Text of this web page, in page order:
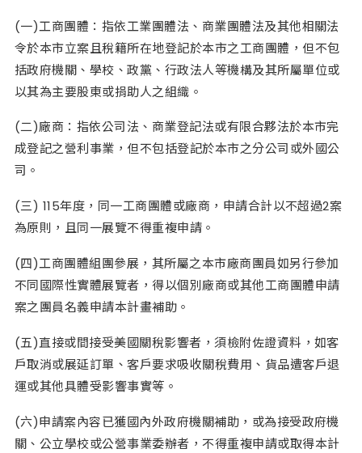
(一)工商團體：指依工業團體法、商業團體法及其他相關法
令於本市立案且稅籍所在地登記於本市之工商團體，但不包
括政府機關、學校、政黨、行政法人等機構及其所屬單位或
以其為主要股東或捐助人之組織。
(二)廠商：指依公司法、商業登記法或有限合夥法於本市完
成登記之營利事業，但不包括登記於本市之分公司或外國公
司。
(三) 115年度，同一工商團體或廠商，申請合計以不超過2案
為原則，且同一展覽不得重複申請。
(四)工商團體組團參展，其所屬之本市廠商團員如另行參加
不同國際性實體展覽者，得以個別廠商或其他工商團體申請
案之團員名義申請本計畫補助。
(五)直接或間接受美國關稅影響者，須檢附佐證資料，如客
戶取消或展延訂單、客戶要求吸收關稅費用、貨品遭客戶退
運或其他具體受影響事實等。
(六)申請案內容已獲國內外政府機關補助，或為接受政府機
關、公立學校或公營事業委辦者，不得重複申請或取得本計